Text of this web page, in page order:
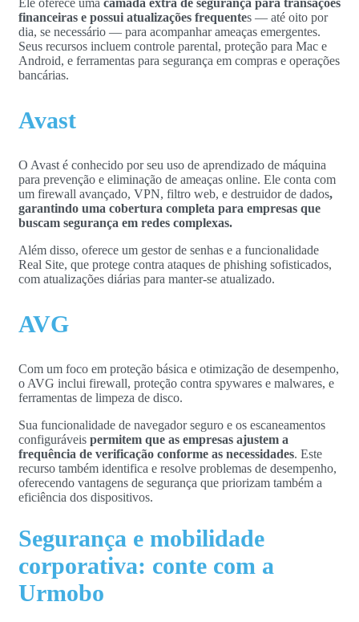
Ele oferece uma camada extra de segurança para transações
financeiras e possui atualizações frequentes — até oito por
dia, se necessário — para acompanhar ameaças emergentes.
Seus recursos incluem controle parental, proteção para Mac e
Android, e ferramentas para segurança em compras e operações
bancárias.
Avast
O Avast é conhecido por seu uso de aprendizado de máquina
para prevenção e eliminação de ameaças online. Ele conta com
um firewall avançado, VPN, filtro web, e destruidor de dados,
garantindo uma cobertura completa para empresas que
buscam segurança em redes complexas.
Além disso, oferece um gestor de senhas e a funcionalidade
Real Site, que protege contra ataques de phishing sofisticados,
com atualizações diárias para manter-se atualizado.
AVG
Com um foco em proteção básica e otimização de desempenho,
o AVG inclui firewall, proteção contra spywares e malwares, e
ferramentas de limpeza de disco.
Sua funcionalidade de navegador seguro e os escaneamentos
configuráveis permitem que as empresas ajustem a
frequência de verificação conforme as necessidades. Este
recurso também identifica e resolve problemas de desempenho,
oferecendo vantagens de segurança que priorizam também a
eficiência dos dispositivos.
Segurança e mobilidade
corporativa: conte com a
Urmobo